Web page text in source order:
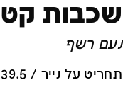
שכבות
נעם רשף
תחריט על נייר / 31x39.5 ס''מ